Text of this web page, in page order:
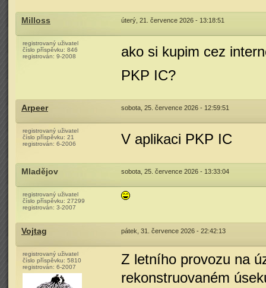
Milloss úterý, 21. července 2026 - 13:18:51
registrovaný uživatel
číslo příspěvku: 846
registrován: 9-2008
ako si kupim cez
PKP IC?
Arpeer sobota, 25. července 2026 - 12:59:51
registrovaný uživatel
číslo příspěvku: 21
registrován: 6-2006 V aplikaci PKP IC
Mladějov sobota, 25. července 2026 - 13:33:04
registrovaný uživatel
číslo příspěvku: 27299
registrován: 3-2007
Vojtag pátek, 31. července 2026 - 22:42:13
registrovaný uživatel
číslo příspěvku: 5810
registrován: 6-2007
Z letního provozu na
rekonstruovaném